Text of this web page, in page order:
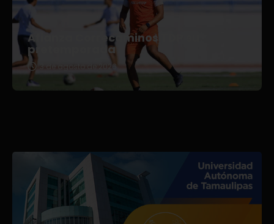
Afianza Correcaminos TDP su
pretemporada
3 de agosto de 2026